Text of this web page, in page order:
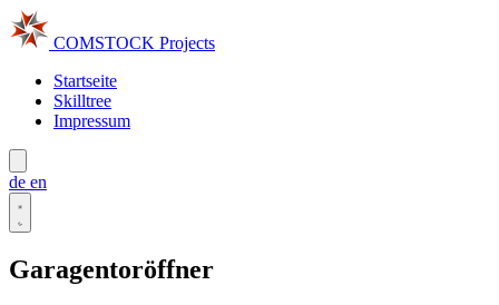
COMSTOCK Projects
Startseite
Skilltree
Impressum
de en
Garagentoröffner